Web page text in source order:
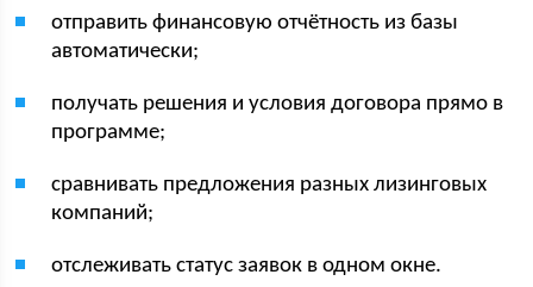
отправить финансовую отчётность из базы
автоматически;
получать решения и условия договора прямо в
программе;
сравнивать предложения разных лизинговых
компаний;
отслеживать статус заявок в одном окне.